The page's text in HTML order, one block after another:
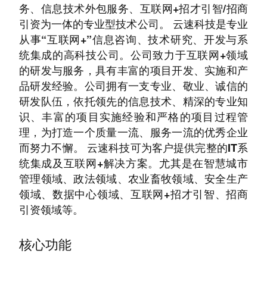
务、信息技术外包服务、互联网+招才引智/招商
引资为一体的专业型技术公司。 云速科技是专业
从事“互联网+”信息咨询、技术研究、开发与系
统集成的高科技公司。公司致力于互联网+领域
的研发与服务，具有丰富的项目开发、实施和产
品研发经验。公司拥有一支专业、敬业、诚信的
研发队伍，依托领先的信息技术、精深的专业知
识、丰富的项目实施经验和严格的项目过程管
理，为打造一个质量一流、服务一流的优秀企业
而努力不懈。 云速科技可为客户提供完整的IT系
统集成及互联网+解决方案。尤其是在智慧城市
管理领域、政法领域、农业畜牧领域、安全生产
领域、数据中心领域、互联网+招才引智、招商
引资领域等。
核心功能